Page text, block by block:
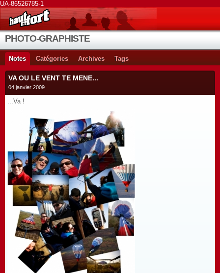
UA-86526785-1
PHOTO-GRAPHISTE
Notes Catégories Archives Tags
VA OU LE VENT TE MENE...
04 janvier 2009
...Va !